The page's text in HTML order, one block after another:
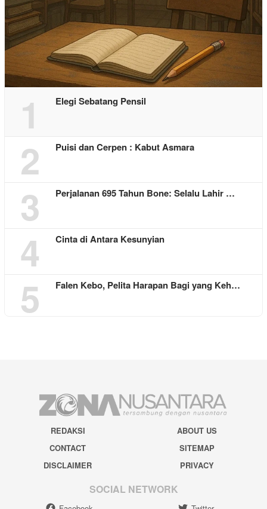
1 Elegi Sebatang Pensil
2 Puisi dan Cerpen : Kabut Asmara
3 Perjalanan 695 Tahun Bone: Selalu Lahir …
4 Cinta di Antara Kesunyian
5 Falen Kebo, Pelita Harapan Bagi yang Keh…
REDAKSI
ABOUT US
CONTACT
SITEMAP
DISCLAIMER
PRIVACY
SOCIAL NETWORK